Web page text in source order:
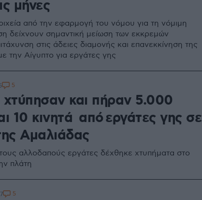
μήνες
από την εφαρμογή του νόμου για τη νόμιμη
δείχνουν σημαντική μείωση των εκκρεμών
στις άδειες διαμονής και επανεκκίνηση της
την Αίγυπτο για εργάτες γης
και πήραν 5.000
10 κινητά από εργάτες γης σε
Αμαλιάδας
αλλοδαπούς εργάτες δέχθηκε χτυπήματα στο
πλάτη
5
5